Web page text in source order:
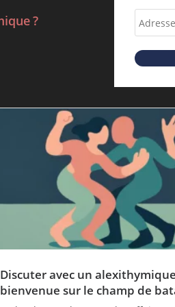
?
Discuter avec un
bienvenue sur le champ de